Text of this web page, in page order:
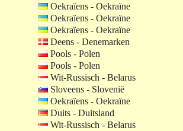
Oekraïens - Oekraïne
Oekraïens - Oekraïne
Oekraïens - Oekraïne
Deens - Denemarken
Pools - Polen
Pools - Polen
Wit-Russisch - Belarus
Sloveens - Slovenië
Oekraïens - Oekraïne
Duits - Duitsland
Wit-Russisch - Belarus